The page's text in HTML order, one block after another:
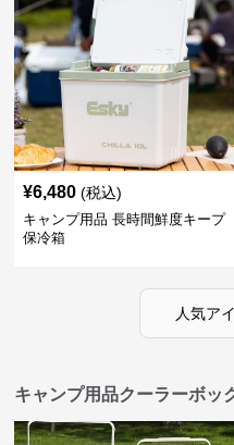
¥6,480 (税込)
キャンプ用品 長時間鮮度キープ
保冷箱
人気ア
キャンプ用品クーラーボッ